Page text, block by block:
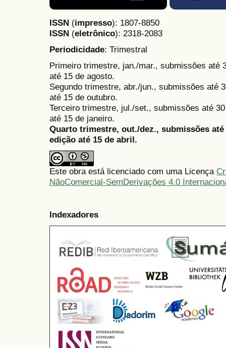
ISSN (impresso): 1807-8850
ISSN (eletrônico): 2318-2083
Periodicidade: Trimestral
Primeiro trimestre, jan./mar., submissões até
até 15 de agosto.
Segundo trimestre, abr./jun., submissões até
até 15 de outubro.
Terceiro trimestre, jul./set., submissões até
até 15 de janeiro.
Quarto trimestre, out./dez., submissões
edição até 15 de abril.
Este obra está licenciado com uma Licença
NãoComercial-SemDerivações 4.0
Indexadores